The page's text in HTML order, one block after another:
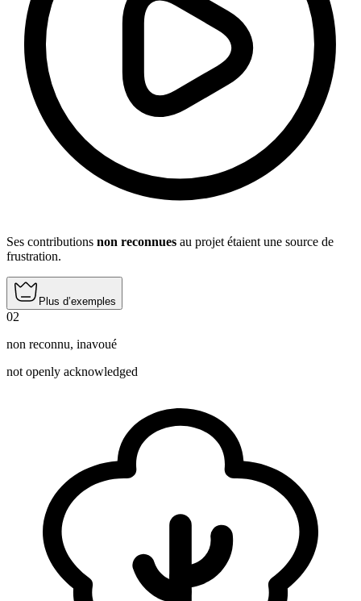
Ses contributions non reconnues au projet étaient une source de
frustration.
Plus d’exemples
02
non reconnu, inavoué
not openly acknowledged